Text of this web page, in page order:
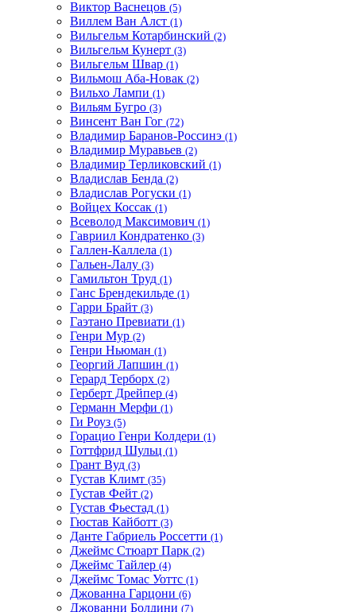
Виктор Васнецов (5)
Виллем Ван Алст (1)
Вильгельм Котарбинский (2)
Вильгельм Кунерт (3)
Вильгельм Швар (1)
Вильмош Аба-Новак (2)
Вильхо Лампи (1)
Вильям Бугро (3)
Винсент Ван Гог (72)
Владимир Баранов-Россинэ (1)
Владимир Муравьев (2)
Владимир Терликовский (1)
Владислав Бенда (2)
Владислав Рогуски (1)
Войцех Коссак (1)
Всеволод Максимович (1)
Гавриил Кондратенко (3)
Галлен-Каллела (1)
Гальен-Лалу (3)
Гамильтон Труд (1)
Ганс Брендекильде (1)
Гарри Брайт (3)
Гаэтано Превиати (1)
Генри Мур (2)
Генри Ньюман (1)
Георгий Лапшин (1)
Герард Терборх (2)
Герберт Дрейпер (4)
Германн Мерфи (1)
Ги Роуз (5)
Горацио Генри Колдери (1)
Готтфрид Шульц (1)
Грант Вуд (3)
Густав Климт (35)
Густав Фейт (2)
Густав Фьестад (1)
Гюстав Кайботт (3)
Данте Габриель Россетти (1)
Джеймс Стюарт Парк (2)
Джеймс Тайлер (4)
Джеймс Томас Уоттс (1)
Джованна Гарцони (6)
Джованни Болдини (7)